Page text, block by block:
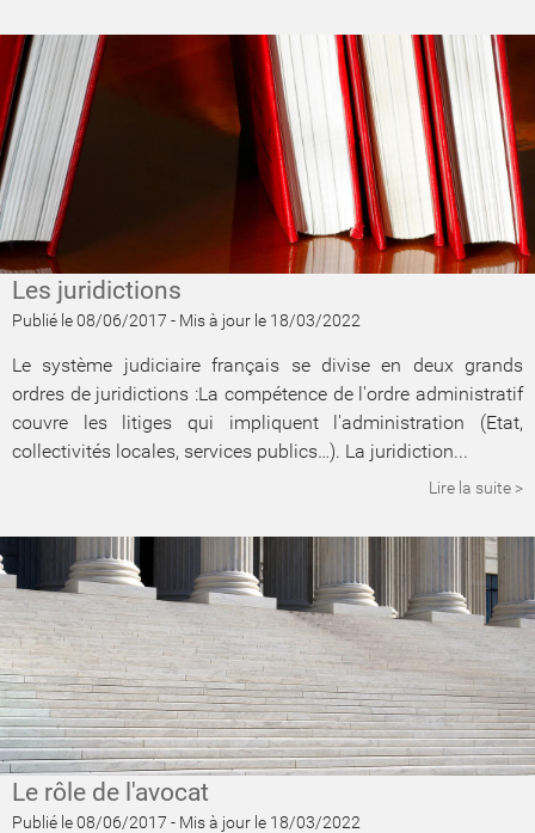
Les juridictions
Publié le 08/06/2017 - Mis à jour le 18/03/2022
Le système judiciaire français se divise en deux grands
ordres de juridictions :La compétence de l'ordre administratif
couvre les litiges qui impliquent l'administration (Etat,
collectivités locales, services publics…). La juridiction...
Lire la suite >
Le rôle de l'avocat
Publié le 08/06/2017 - Mis à jour le 18/03/2022